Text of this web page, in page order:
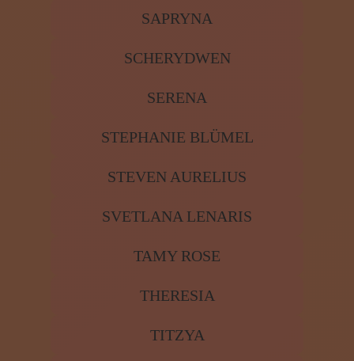
SAPRYNA
SCHERYDWEN
SERENA
STEPHANIE BLÜMEL
STEVEN AURELIUS
SVETLANA LENARIS
TAMY ROSE
THERESIA
TITZYA